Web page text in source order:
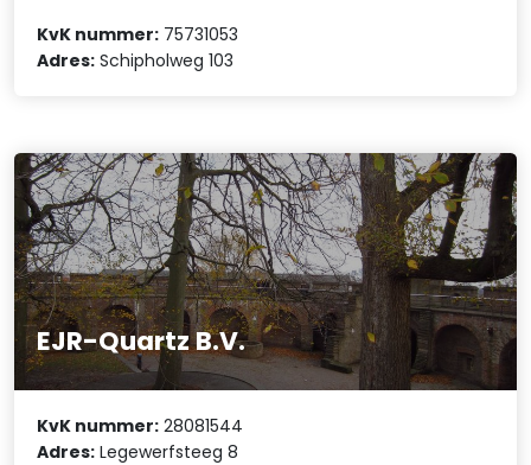
KvK nummer: 75731053
Adres: Schipholweg 103
EJR-Quartz B.V.
KvK nummer: 28081544
Adres: Legewerfsteeg 8